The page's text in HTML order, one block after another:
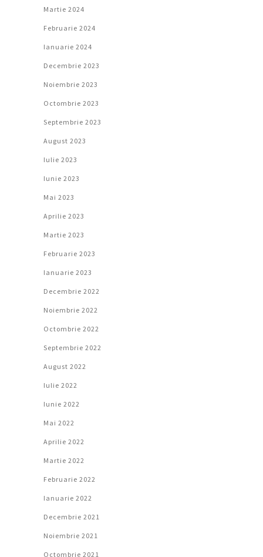
Martie 2024
Februarie 2024
Ianuarie 2024
Decembrie 2023
Noiembrie 2023
Octombrie 2023
Septembrie 2023
August 2023
Iulie 2023
Iunie 2023
Mai 2023
Aprilie 2023
Martie 2023
Februarie 2023
Ianuarie 2023
Decembrie 2022
Noiembrie 2022
Octombrie 2022
Septembrie 2022
August 2022
Iulie 2022
Iunie 2022
Mai 2022
Aprilie 2022
Martie 2022
Februarie 2022
Ianuarie 2022
Decembrie 2021
Noiembrie 2021
Octombrie 2021